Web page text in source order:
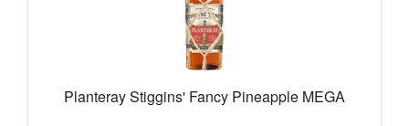
Planteray Stiggins' Fancy Pineapple MEGA